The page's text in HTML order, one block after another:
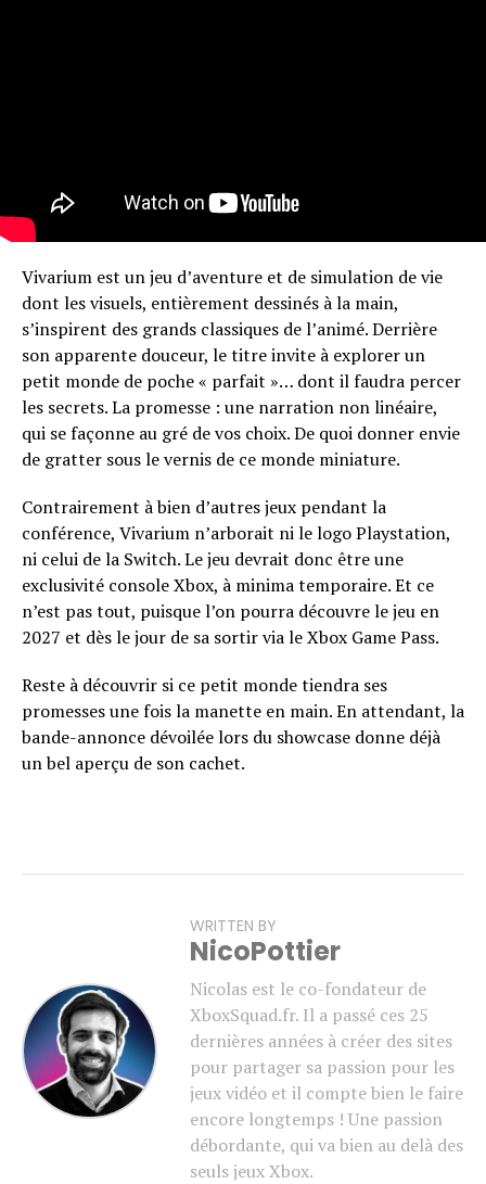
Vivarium est un jeu d’aventure et de simulation de vie
dont les visuels, entièrement dessinés à la main,
s’inspirent des grands classiques de l’animé. Derrière
son apparente douceur, le titre invite à explorer un
petit monde de poche « parfait »… dont il faudra percer
les secrets. La promesse : une narration non linéaire,
qui se façonne au gré de vos choix. De quoi donner envie
de gratter sous le vernis de ce monde miniature.
Contrairement à bien d’autres jeux pendant la
conférence, Vivarium n’arborait ni le logo Playstation,
ni celui de la Switch. Le jeu devrait donc être une
exclusivité console Xbox, à minima temporaire. Et ce
n’est pas tout, puisque l’on pourra découvre le jeu en
2027 et dès le jour de sa sortir via le Xbox Game Pass.
Reste à découvrir si ce petit monde tiendra ses
promesses une fois la manette en main. En attendant, la
bande-annonce dévoilée lors du showcase donne déjà
un bel aperçu de son cachet.
WRITTEN BY
NicoPottier
Nicolas est le co-fondateur de
XboxSquad.fr. Il a passé ces 25
dernières années à créer des sites
pour partager sa passion pour les
jeux vidéo et il compte bien le faire
encore longtemps ! Une passion
débordante, qui va bien au delà des
seuls jeux Xbox.